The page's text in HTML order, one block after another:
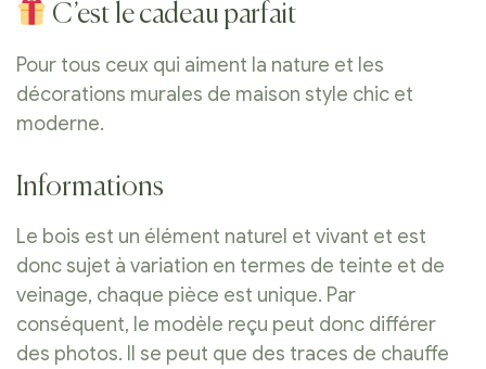
C’est le cadeau parfait
Pour tous ceux qui aiment la nature et les
décorations murales de maison style chic et
moderne.
Informations
Le bois est un élément naturel et vivant et est
donc sujet à variation en termes de teinte et de
veinage, chaque pièce est unique. Par
conséquent, le modèle reçu peut donc différer
des photos. Il se peut que des traces de chauffe